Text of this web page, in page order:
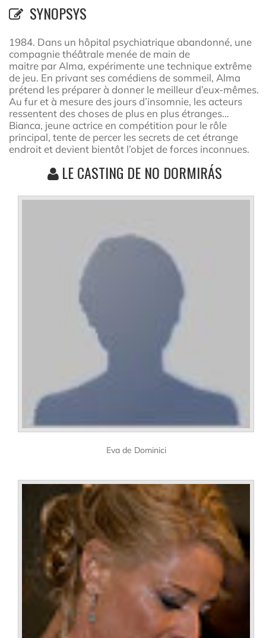
SYNOPSYS
1984. Dans un hôpital psychiatrique abandonné, une
compagnie théâtrale menée de main de
maitre par Alma, expérimente une technique extrême
de jeu. En privant ses comédiens de sommeil, Alma
prétend les préparer à donner le meilleur d’eux-mêmes.
Au fur et à mesure des jours d’insomnie, les acteurs
ressentent des choses de plus en plus étranges…
Bianca, jeune actrice en compétition pour le rôle
principal, tente de percer les secrets de cet étrange
endroit et devient bientôt l’objet de forces inconnues.
LE CASTING DE NO DORMIRÁS
Eva de Dominici